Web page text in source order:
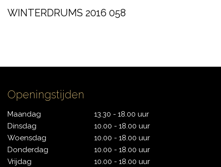
DRUMS
CYMBALS
WINTERDRUMS 2016 058
Openingstijden
Maandag
Dinsdag
Woensdag
Donderdag
Vrijdag
13.30 - 18.00 uur
10.00 - 18.00 uur
10.00 - 18.00 uur
10.00 - 18.00 uur
10.00 - 18.00 uur